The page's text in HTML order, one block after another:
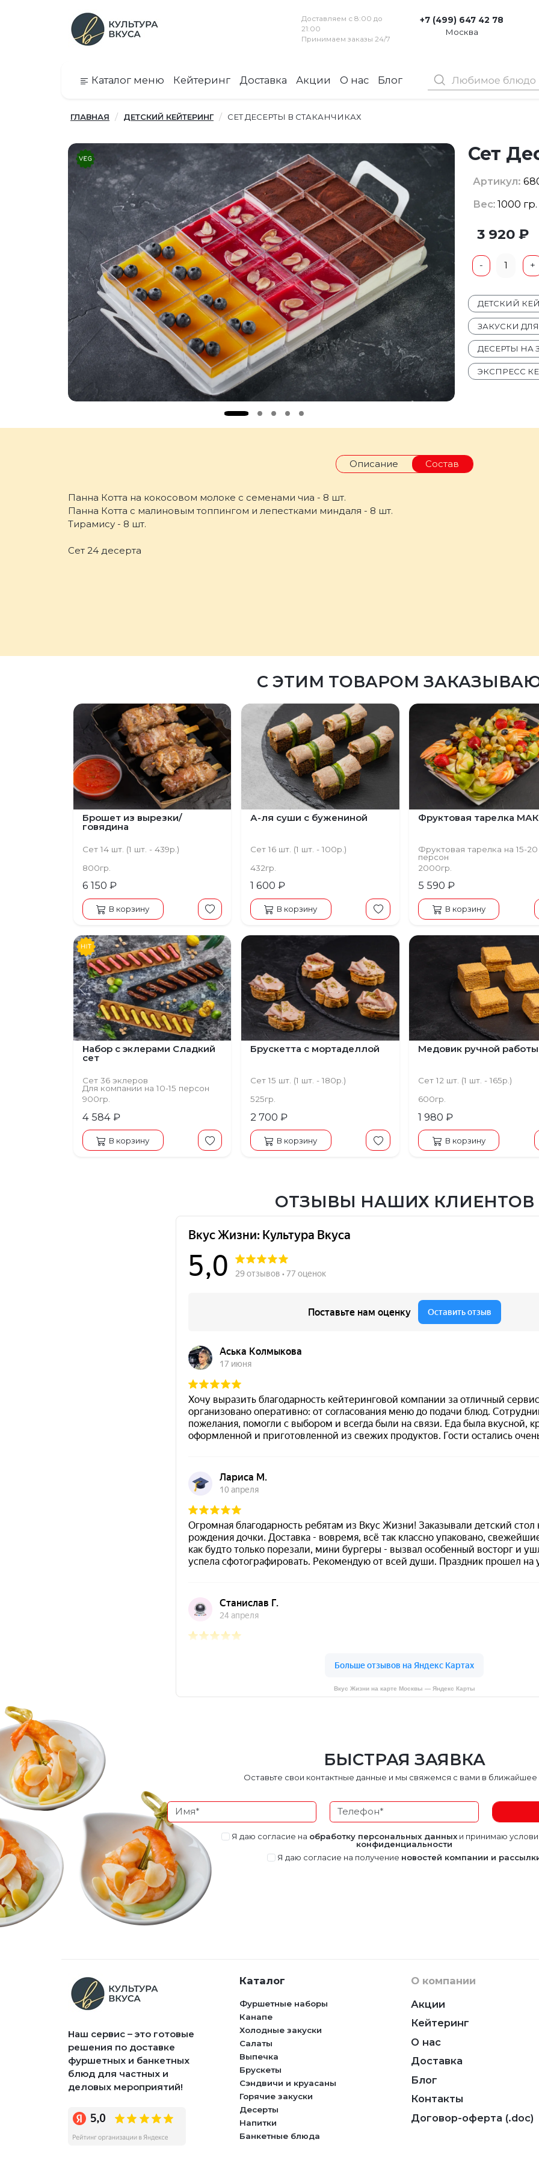
Доставляем с 8:00 до
21:00
Принимаем заказы 24/7
+7 (499) 647 42 78
Москва
Каталог меню Кейтеринг Доставка Акции О нас Блог Контакты
ГЛАВНАЯ ДЕТСКИЙ КЕЙТЕРИНГ СЕТ ДЕСЕРТЫ В СТАКАНЧИКАХ
Сет
Артикул:
Вес: 1000
3 920 ₽
- 1 +
ДЕТСКИЙ
ЗАКУСКИ
ДЕСЕРТЫ НА
ЭКСПРЕСС
Описание Состав
Панна Котта на кокосовом молоке с семенами чиа - 8 шт.
Панна Котта с малиновым топпингом и лепестками миндаля - 8 шт.
Тирамису - 8 шт.
Сет 24 десерта
С ЭТИМ ТОВАРОМ
Брошет из вырезки/
говядина
Сет 14 шт. (1 шт. - 439р.)
800гр.
6 150 ₽
В корзину
А-ля суши с бужениной
Сет 16 шт. (1 шт. - 100р.)
432гр.
1 600 ₽
В корзину
Фруктовая тарелка
Фруктовая тарелка на 15-20
персон
2000гр.
5 590 ₽
В корзину
Предыдущий Следующий
Набор с эклерами Сладкий
сет
Сет 36 эклеров
Для компании на 10-15 персон
900гр.
4 584 ₽
В корзину
Брускетта с мортаделлой
Сет 15 шт. (1 шт. - 180р.)
525гр.
2 700 ₽
В корзину
Медовик ручной работы
Сет 12 шт. (1 шт. - 165р.)
600гр.
1 980 ₽
В корзину
ОТЗЫВЫ НАШИХ КЛИЕНТОВ
Вкус Жизни на карте Москвы — Яндекс Карты
БЫСТРАЯ ЗАЯВКА
Оставьте свои контактные данные и мы свяжемся с вами в
Я даю согласие на обработку персональных данныхи принимаю
конфиденциальности
Я даю согласие на получение новостей компании и
Наш сервис – это готовые
решения по доставке
фуршетных и банкетных
блюд для частных и
деловых мероприятий!
Каталог
Фуршетные наборы
Канапе
Холодные закуски
Салаты
Выпечка
Брускеты
Сэндвичи и круасаны
Горячие закуски
Десерты
Напитки
Банкетные блюда
О компании
Акции
Кейтеринг
О нас
Доставка
Блог
Контакты
Договор-оферта (.doc)